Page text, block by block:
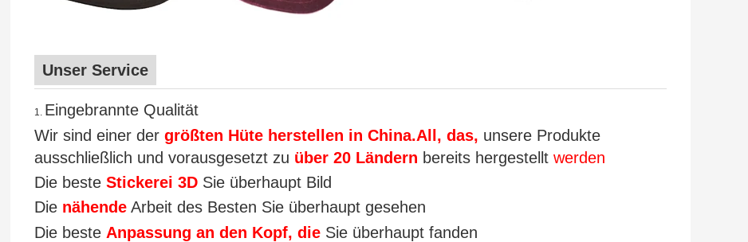
Unser Service
1. Eingebrannte Qualität
Wir sind einer der größten Hüte herstellen in China.All, das, unsere Produkte
ausschließlich und vorausgesetzt zu über 20 Ländern bereits hergestellt werden
Die beste Stickerei 3D Sie überhaupt Bild
Die nähende Arbeit des Besten Sie überhaupt gesehen
Die beste Anpassung an den Kopf, die Sie überhaupt fanden